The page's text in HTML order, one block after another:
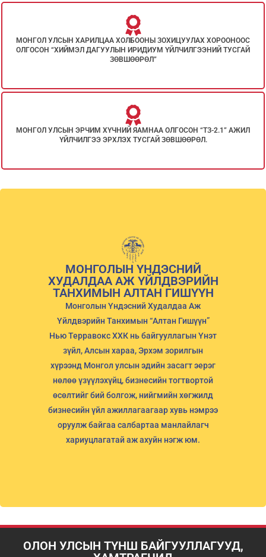
МОНГОЛ УЛСЫН ХАРИЛЦАА ХОЛБООНЫ ЗОХИЦУУЛАХ ХОРООНООС
ОЛГОСОН “ХИЙМЭЛ ДАГУУЛЫН ИРИДИУМ ҮЙЛЧИЛГЭЭНИЙ ТУСГАЙ
ЗӨВШӨӨРӨЛ”
МОНГОЛ УЛСЫН ЭРЧИМ ХҮЧНИЙ ЯАМНАА ОЛГОСОН “ТЗ-2.1” АЖИЛ
ҮЙЛЧИЛГЭЭ ЭРХЛЭХ ТУСГАЙ ЗӨВШӨӨРӨЛ.​
МОНГОЛЫН ҮНДЭСНИЙ
ХУДАЛДАА АЖ ҮЙЛДВЭРИЙН
ТАНХИМЫН АЛТАН ГИШҮҮН
Монголын Үндэсний Худалдаа Аж
Үйлдвэрийн Танхимын “Алтан Гишүүн”
Нью Терравокс ХХК нь байгууллагын Үнэт
зүйл, Алсын хараа, Эрхэм зорилгын
хүрээнд Монгол улсын эдийн засагт эерэг
нөлөө үзүүлэхүйц, бизнесийн тогтвортой
өсөлтийг бий болгож, нийгмийн хөгжилд
бизнесийн үйл ажиллагаагаар хувь нэмрээ
оруулж байгаа салбартаа манлайлагч
хариуцлагатай аж ахуйн нэгж юм.
ОЛОН УЛСЫН ТҮНШ БАЙГУУЛЛАГУУД,